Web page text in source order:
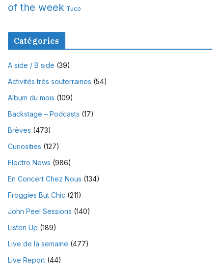
of the week Tuco
Catégories
A side / B side (39)
Activités très souterraines (54)
Album du mois (109)
Backstage – Podcasts (17)
Brèves (473)
Curiosities (127)
Electro News (986)
En Concert Chez Nous (134)
Froggies But Chic (211)
John Peel Sessions (140)
Listen Up (189)
Live de la semaine (477)
Live Report (44)